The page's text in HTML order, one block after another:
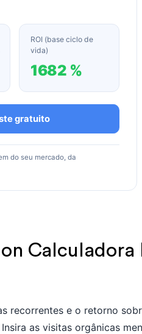
ROI (base ciclo de
vida)
1682 %
gratuito
do seu mercado, da
Calculadora
recorrentes e o retorno
as visitas orgânicas